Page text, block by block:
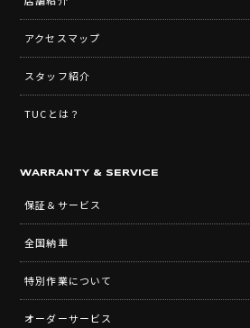
アクセスマップ
スタッフ紹介
TUCとは？
WARRANTY & SERVICE
保証＆サービス
全国納車
特別作業について
オーダーサービス